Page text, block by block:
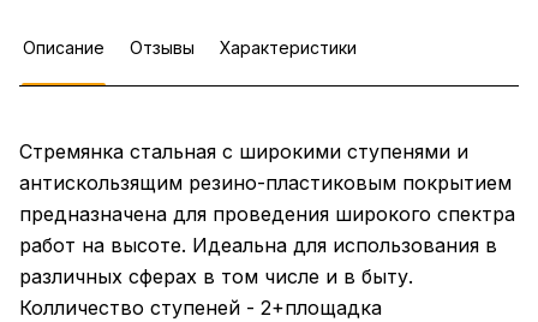
Описание Отзывы Характеристики
Стремянка стальная с широкими ступенями и
антискользящим резино-пластиковым покрытием
предназначена для проведения широкого спектра
работ на высоте. Идеальна для использования в
различных сферах в том числе и в быту.
Колличество ступеней - 2+площадка